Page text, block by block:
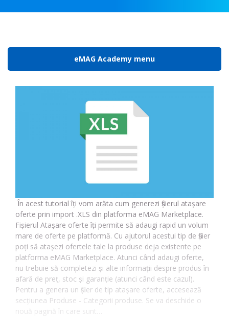
eMAG Academy menu
În acest tutorial îți vom arăta cum generezi fișierul atașare
oferte prin import .XLS din platforma eMAG Marketplace.
Fișierul Atașare oferte îți permite să adaugi rapid un volum
mare de oferte pe platformă. Cu ajutorul acestui tip de fișier
poți să atașezi ofertele tale la produse deja existente pe
platforma eMAG Marketplace. Atunci când adaugi oferte,
nu trebuie să completezi și alte informații despre produs în
afară de preț, stoc și garanție (atunci când este cazul).
Pentru a genera un fișier de tip atașare oferte, accesează
secțiunea Produse - Categorii produse. Se va deschide o
nouă pagină în care sunt…